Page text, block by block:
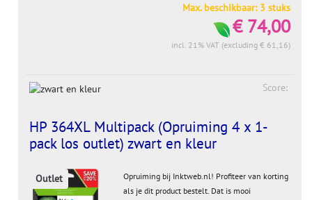
Max. beschikbaar: 3 stuks
€ 74,00
incl. 21% VAT (excluding € 61,16)
Score:
HP 364XL Multipack (Opruiming 4 x 1-
pack los outlet) zwart en kleur
Outlet
Opruiming bij Inktweb.nl! Profiteer van korting
als je dit product bestelt. Dat is mooi